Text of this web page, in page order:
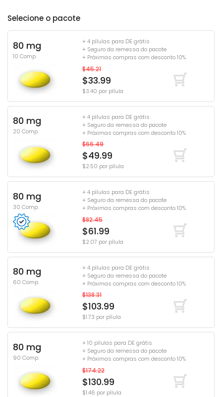
Selecione o pacote
80 mg
10 Comp.
+ 4 pílulas para DE grátis
+ Seguro da remessa do pacote
+ Próximas compras com desconto 10%
$45.21
$33.99
$3.40 por pílula
80 mg
20 Comp.
+ 4 pílulas para DE grátis
+ Seguro da remessa do pacote
+ Próximas compras com desconto 10%
$66.49
$49.99
$2.50 por pílula
80 mg
30 Comp.
+ 4 pílulas para DE grátis
+ Seguro da remessa do pacote
+ Próximas compras com desconto 10%
$82.45
$61.99
$2.07 por pílula
80 mg
60 Comp.
+ 4 pílulas para DE grátis
+ Seguro da remessa do pacote
+ Próximas compras com desconto 10%
$138.31
$103.99
$1.73 por pílula
80 mg
90 Comp.
+ 10 pílulas para DE grátis
+ Seguro da remessa do pacote
+ Próximas compras com desconto 10%
$174.22
$130.99
$1.46 por pílula